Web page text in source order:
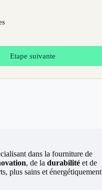
Etape suivante
dans la fourniture de
, de la durabilité et de
plus sains et énergétiquement